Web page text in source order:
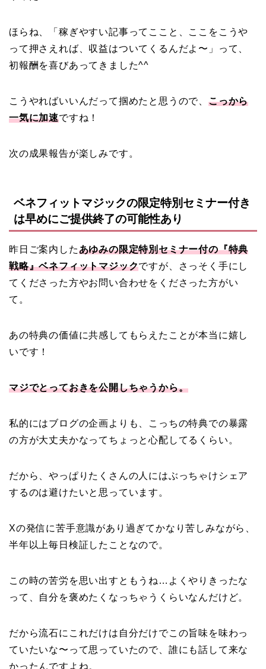
ほらね、「稼ぎやすい記事ってここと、ここをこうや
って押さえれば、収益はついてくるんだよ〜」って、
初報酬を喜びあってきました^^
こうやればいいんだって掴めたと思うので、 こっから
一気に加速ですね！
次の成果報告が楽しみです。
ベネフィットマジックの限定特別セミナー付き
は早めにご提供終了の可能性あり
昨日ご案内したあゆみの限定特別セミナー付の『特典
戦略』ベネフィットマジックですが、さっそく手にし
てくださった方やお問い合わせをくださった方がい
て。
あの特典の価値に共感してもらえたことが本当に嬉し
いです！
マジでとっておきを公開しちゃうから。
私的にはブログの企画よりも、こっちの特典での暴露
の方が大丈夫かなってちょっと心配してるくらい。
だから、やっぱりたくさんの人にはぶっちゃけシェア
するのは避けたいと思っています。
Xの発信に苦手意識があり過ぎてかなり苦しみながら、
半年以上毎日検証したことなので。
この時の苦労を思い出すともうね…よくやりきったな
って、自分を褒めたくなっちゃうくらいなんだけど。
だから流石にこれだけは自分だけでこの旨味を味わっ
ていたいな〜って思っていたので、誰にも話して来な
かったんですよね。